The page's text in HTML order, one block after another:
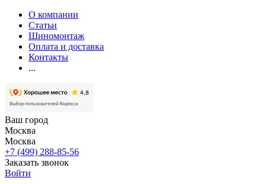
О компании
Статьи
Шиномонтаж
Оплата и доставка
Контакты
...
Ваш город
Москва
Москва
+7 (499) 288-85-56
Заказать звонок
Войти